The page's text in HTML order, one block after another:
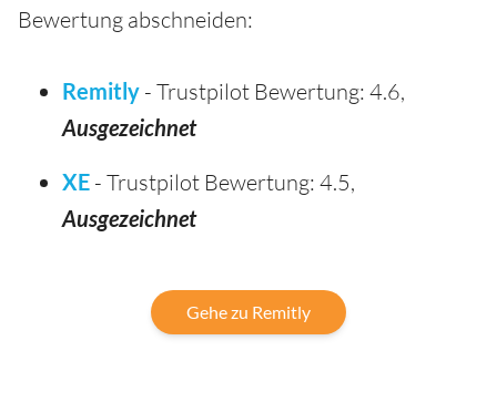
Bewertung abschneiden:
Remitly - Trustpilot Bewertung: 4.6,
Ausgezeichnet
XE - Trustpilot Bewertung: 4.5,
Ausgezeichnet
Gehe zu Remitly